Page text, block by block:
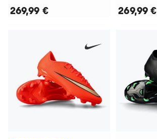
269,99 € 269,99 €